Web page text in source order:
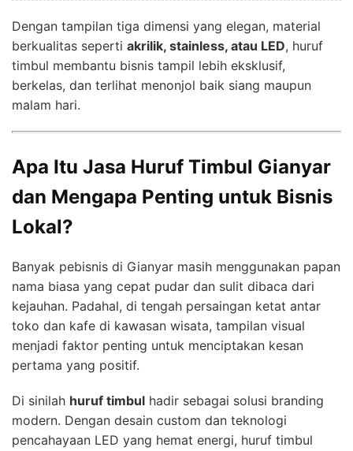
Dengan tampilan tiga dimensi yang elegan, material
berkualitas seperti akrilik, stainless, atau LED, huruf
timbul membantu bisnis tampil lebih eksklusif,
berkelas, dan terlihat menonjol baik siang maupun
malam hari.
Apa Itu Jasa Huruf Timbul Gianyar
dan Mengapa Penting untuk Bisnis
Lokal?
Banyak pebisnis di Gianyar masih menggunakan papan
nama biasa yang cepat pudar dan sulit dibaca dari
kejauhan. Padahal, di tengah persaingan ketat antar
toko dan kafe di kawasan wisata, tampilan visual
menjadi faktor penting untuk menciptakan kesan
pertama yang positif.
Di sinilah huruf timbul hadir sebagai solusi branding
modern. Dengan desain custom dan teknologi
pencahayaan LED yang hemat energi, huruf timbul